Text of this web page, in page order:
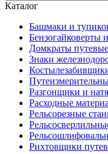
Каталог
Башмаки и
Бензогайковерты
Домкраты путевые
Знаки
Разгонщики и
Расходные
Рельсорезные
Рихтовщики